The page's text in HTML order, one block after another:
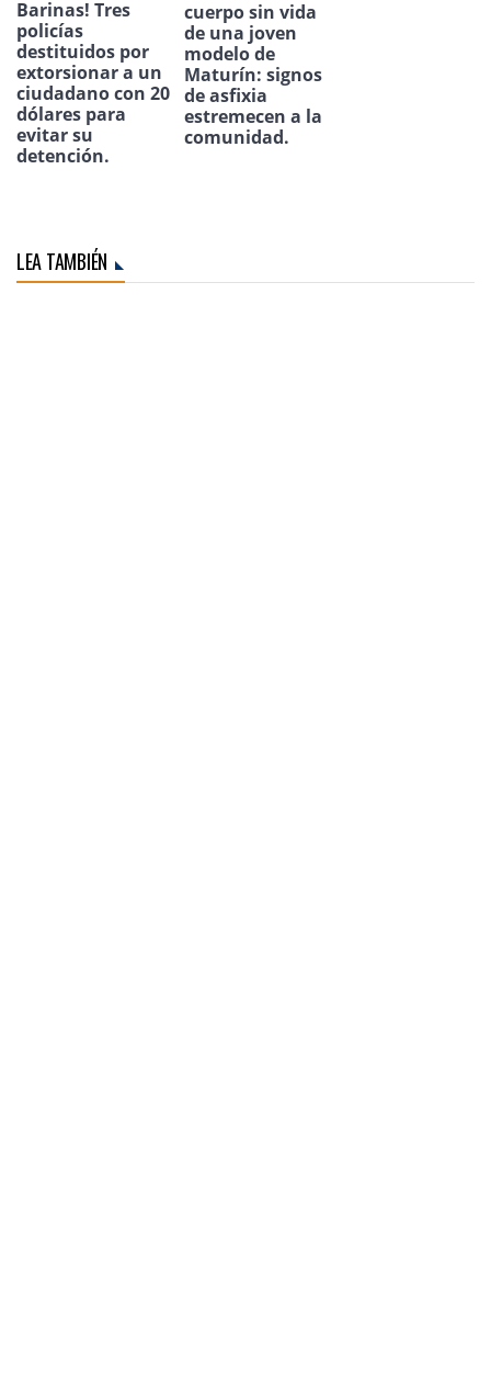
Barinas! Tres
policías
destituidos por
extorsionar a un
ciudadano con 20
dólares para
evitar su
detención.
cuerpo sin vida
de una joven
modelo de
Maturín: signos
de asfixia
estremecen a la
comunidad.
LEA TAMBIÉN